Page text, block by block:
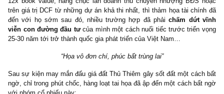
hiểu, mà cần kiểm tra “What do I miss”, kiểm tra xem có bất cứ
quản trị, rủi ro chu kỳ, rủi ro suy giảm lợi thế cạnh tranh, rủi ro
sách
nào mà ta chưa biết hay đó chỉ đơn thuần là hoạt động tái
của quỹ ETF, hoạt động giải thể quỹ, hoạt động bị rút vốn
liên tục tự kiểm tra kiểm điểm, và suy nghĩ ở tầng thứ hai
(5) Đầu cơ cổ phiếu bất động sản thời kỳ lạm phát cao vì kỳ